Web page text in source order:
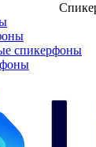
спикерфоны